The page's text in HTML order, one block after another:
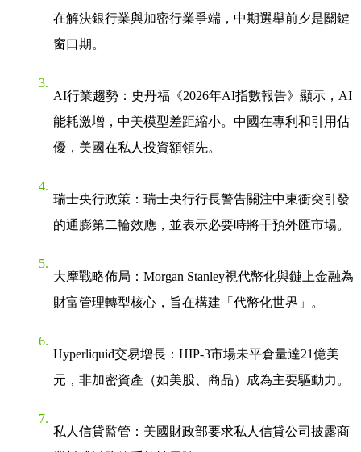
在解決銀行業與加密行業爭端，中期選舉前夕是關鍵
窗口期。
AI行業趨勢 ：史丹福《2026年AI指數報告》顯示，AI
能耗激增，中美模型差距縮小。中國在專利和引用佔
優，美國在私人投資額領先。
瑞士央行政策 ：瑞士央行行長警告關注中東衝突引發
的通膨第二輪效應，並表示必要時將干預外匯市場。
大摩戰略佈局 ：Morgan Stanley視代幣化與鏈上金融為
財富管理轉型核心，旨在構建「代幣化世界」。
Hyperliquid交易增長 ：HIP-3市場未平倉量達21億美
元，非加密資產（如美股、商品）成為主要驅動力。
私人信貸監管 ：美國財政部要求私人信貸公司披露商